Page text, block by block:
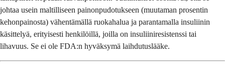
johtaa usein maltilliseen painonpudotukseen (muutaman prosentin
kehonpainosta) vähentämällä ruokahalua ja parantamalla insuliinin
käsittelyä, erityisesti henkilöillä, joilla on insuliiniresistenssi tai
lihavuus. Se ei ole FDA:n hyväksymä laihdutuslääke.